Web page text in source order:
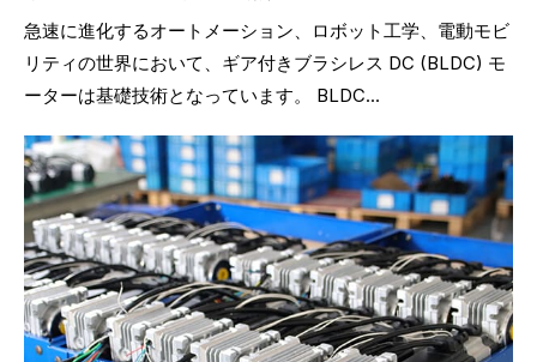
急速に進化するオートメーション、ロボット工学、電動モビ
リティの世界において、ギア付きブラシレス DC (BLDC) モ
ーターは基礎技術となっています。 BLDC...